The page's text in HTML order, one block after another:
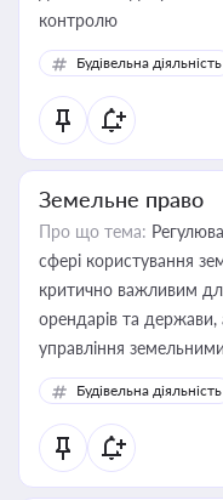
контролю
Будівельна діяльність
Земельне право
Про що тема:
сфері користування
критично важливим
орендарів та
управління
Будівельна діяльність